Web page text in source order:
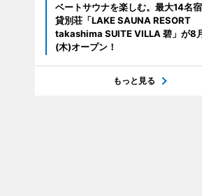
ベートサウナを楽しむ。最大14名
貸別荘「LAKE SAUNA RESORT
takashima SUITE VILLA 碧」が8
(木)オープン！
もっと見る